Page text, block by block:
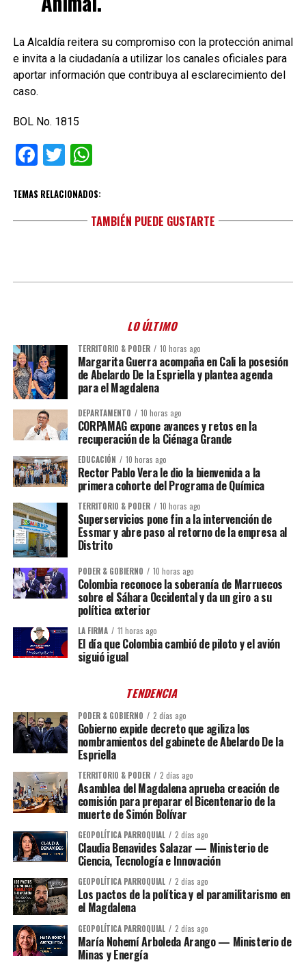
La Alcaldía reitera su compromiso con la protección animal
e invita a la ciudadanía a utilizar los canales oficiales para
aportar información que contribuya al esclarecimiento del
caso.
BOL No. 1815
Facebook
TwitterWhatsApp
TEMAS RELACIONADOS:
TAMBIÉN PUEDE GUSTARTE
LO ÚLTIMO
TERRITORIO & PODER 10 horas ago
Margarita Guerra acompaña en Cali la posesión
de Abelardo De la Espriella y plantea agenda
para el Magdalena
DEPARTAMENTO 10 horas ago
CORPAMAG expone avances y retos en la
recuperación de la Ciénaga Grande
EDUCACIÓN 10 horas ago
Rector Pablo Vera le dio la bienvenida a la
primera cohorte del Programa de Química
TERRITORIO & PODER 10 horas ago
Superservicios pone fin a la intervención de
Essmar y abre paso al retorno de la empresa al
Distrito
PODER & GOBIERNO 10 horas ago
Colombia reconoce la soberanía de Marruecos
sobre el Sáhara Occidental y da un giro a su
política exterior
LA FIRMA 11 horas ago
El día que Colombia cambió de piloto y el avión
siguió igual
TENDENCIA
PODER & GOBIERNO 2 días ago
Gobierno expide decreto que agiliza los
nombramientos del gabinete de Abelardo De la
Espriella
TERRITORIO & PODER 2 días ago
Asamblea del Magdalena aprueba creación de
comisión para preparar el Bicentenario de la
muerte de Simón Bolívar
GEOPOLÍTICA PARROQUIAL 2 días ago
Claudia Benavides Salazar — Ministerio de
Ciencia, Tecnología e Innovación
GEOPOLÍTICA PARROQUIAL 2 días ago
Los pactos de la política y el paramilitarismo en
el Magdalena
GEOPOLÍTICA PARROQUIAL 2 días ago
María Nohemí Arboleda Arango — Ministerio de
Minas y Energía